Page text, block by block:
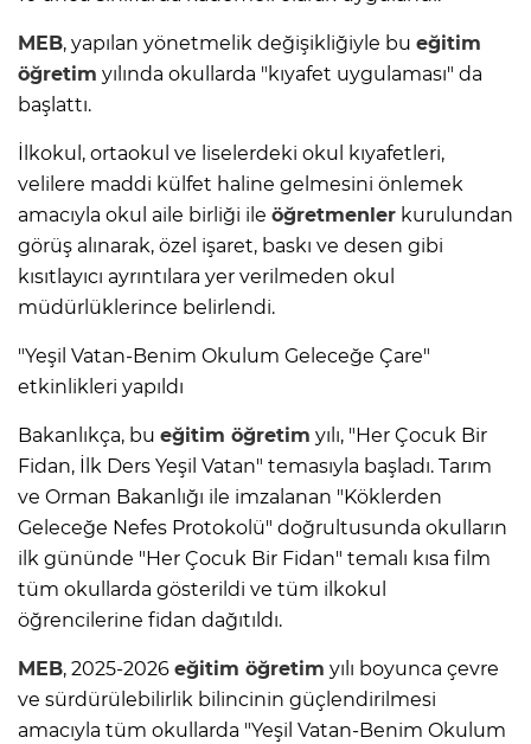
MEB, yapılan yönetmelik değişikliğiyle bu eğitim
öğretim yılında okullarda "kıyafet uygulaması" da
başlattı.
İlkokul, ortaokul ve liselerdeki okul kıyafetleri,
velilere maddi külfet haline gelmesini önlemek
amacıyla okul aile birliği ile öğretmenler kurulundan
görüş alınarak, özel işaret, baskı ve desen gibi
kısıtlayıcı ayrıntılara yer verilmeden okul
müdürlüklerince belirlendi.
"Yeşil Vatan-Benim Okulum Geleceğe Çare"
etkinlikleri yapıldı
Bakanlıkça, bu eğitim öğretim yılı, "Her Çocuk Bir
Fidan, İlk Ders Yeşil Vatan" temasıyla başladı. Tarım
ve Orman Bakanlığı ile imzalanan "Köklerden
Geleceğe Nefes Protokolü" doğrultusunda okulların
ilk gününde "Her Çocuk Bir Fidan" temalı kısa film
tüm okullarda gösterildi ve tüm ilkokul
öğrencilerine fidan dağıtıldı.
MEB, 2025-2026 eğitim öğretim yılı boyunca çevre
ve sürdürülebilirlik bilincinin güçlendirilmesi
amacıyla tüm okullarda "Yeşil Vatan-Benim Okulum